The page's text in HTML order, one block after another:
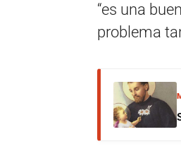
“es una
problema